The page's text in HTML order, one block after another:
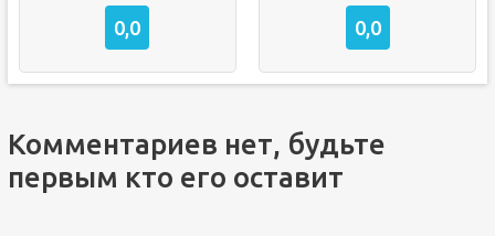
0,0 0,0
Комментариев нет, будьте
первым кто его оставит